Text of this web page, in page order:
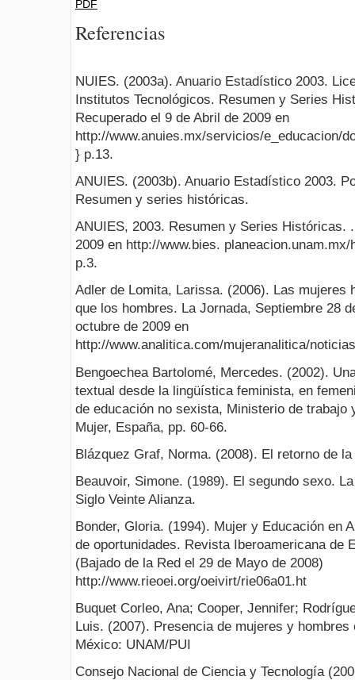
PDF
Referencias
NUIES. (2003a). Anuario Estadístico 2003.
Institutos Tecnológicos. Resumen y Series
Recuperado el 9 de Abril de 2009 en
http://www.anuies.mx/servicios/e_educacion/
} p.13.
ANUIES. (2003b). Anuario Estadístico 2003.
Resumen y series históricas.
ANUIES, 2003. Resumen y Series Históricas.
2009 en http://www.bies.
p.3.
Adler de Lomita, Larissa. (2006). Las mujeres
que los hombres. La Jornada, Septiembre 28
octubre de 2009 en
http://www.analitica.com/mujeranalitica/
Bengoechea Bartolomé, Mercedes. (2002).
textual desde la lingüística feminista, en
de educación no sexista, Ministerio de
Mujer, España, pp. 60-66.
Blázquez Graf, Norma. (2008). El retorno de
Beauvoir, Simone. (1989). El segundo sexo.
Siglo Veinte Alianza.
Bonder, Gloria. (1994). Mujer y Educación en
de oportunidades. Revista Iberoamericana de
(Bajado de la Red el 29 de Mayo de 2008)
http://www.rieoei.org/oeivirt/rie06a01.ht
Buquet Corleo, Ana; Cooper, Jennifer;
Luis. (2007). Presencia de mujeres y
México: UNAM/PUI
Consejo Nacional de Ciencia y Tecnología